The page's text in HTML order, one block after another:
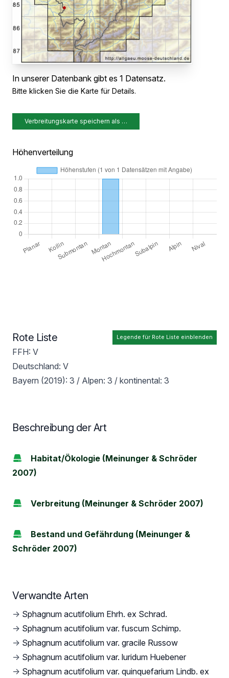
In unserer Datenbank gibt es 1 Datensatz.
Bitte klicken Sie die Karte für Details.
Verbreitungskarte speichern als …
Höhenverteilung
Legende für Rote Liste einblenden
Rote Liste
FFH: V
Deutschland: V
Bayern (2019): 3 / Alpen: 3 / kontinental: 3
Beschreibung der Art
Habitat/Ökologie (Meinunger & Schröder
2007)
Verbreitung (Meinunger & Schröder 2007)
Bestand und Gefährdung (Meinunger &
Schröder 2007)
Verwandte Arten
→ Sphagnum acutifolium Ehrh. ex Schrad.
→ Sphagnum acutifolium var. fuscum Schimp.
→ Sphagnum acutifolium var. gracile Russow
→ Sphagnum acutifolium var. luridum Huebener
→ Sphagnum acutifolium var. quinquefarium Lindb. ex